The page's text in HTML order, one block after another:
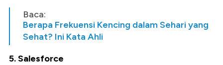
Baca:
Berapa Frekuensi Kencing dalam Sehari yang
Sehat? Ini Kata Ahli
5. Salesforce